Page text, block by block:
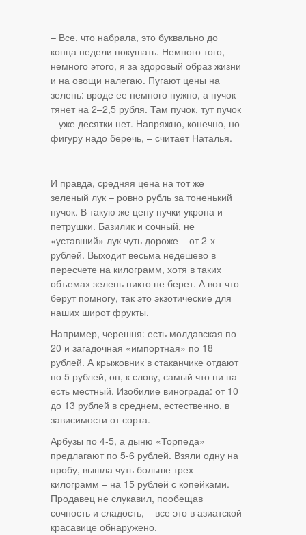
– Все, что набрала, это буквально до
конца недели покушать. Немного того,
немного этого, я за здоровый образ жизни
и на овощи налегаю. Пугают цены на
зелень: вроде ее немного нужно, а пучок
тянет на 2–2,5 рубля. Там пучок, тут пучок
– уже десятки нет. Напряжно, конечно, но
фигуру надо беречь, – считает Наталья.
И правда, средняя цена на тот же
зеленый лук – ровно рубль за тоненький
пучок. В такую же цену пучки укропа и
петрушки. Базилик и сочный, не
«уставший» лук чуть дороже – от 2-х
рублей. Выходит весьма недешево в
пересчете на килограмм, хотя в таких
объемах зелень никто не берет. А вот что
берут помногу, так это экзотические для
наших широт фрукты.
Например, черешня: есть молдавская по
20 и загадочная «импортная» по 18
рублей. А крыжовник в стаканчике отдают
по 5 рублей, он, к слову, самый что ни на
есть местный. Изобилие винограда: от 10
до 13 рублей в среднем, естественно, в
зависимости от сорта.
Арбузы по 4-5, а дыню «Торпеда»
предлагают по 5-6 рублей. Взяли одну на
пробу, вышла чуть больше трех
килограмм – на 15 рублей с копейками.
Продавец не слукавил, пообещав
сочность и сладость, – все это в азиатской
красавице обнаружено.